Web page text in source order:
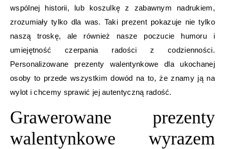
wspólnej historii, lub koszulkę z zabawnym nadrukiem,
zrozumiały tylko dla was. Taki prezent pokazuje nie tylko
naszą troskę, ale również nasze poczucie humoru i
umiejętność czerpania radości z codzienności.
Personalizowane prezenty walentynkowe dla ukochanej
osoby to przede wszystkim dowód na to, że znamy ją na
wylot i chcemy sprawić jej autentyczną radość.
Grawerowane prezenty
walentynkowe wyrazem